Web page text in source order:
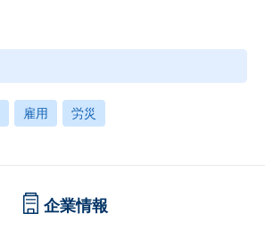
雇用 労災
企業情報